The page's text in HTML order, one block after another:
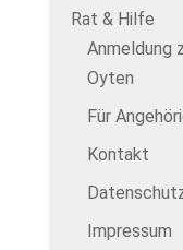
Rat & Hilfe
Anmeldung
Oyten
Für
Kontakt
Impressum